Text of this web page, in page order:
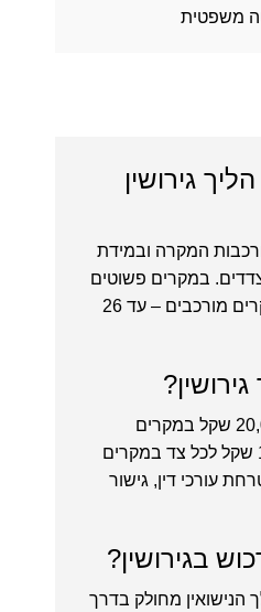
משפטית
גירושין
המקרה ובמידת
במקרים פשוטים
– 8-14 חודשים, במקרים מורכבים – עד 26
העלויות נעות בין 20,000 שקל במקרים
פשוטים ועד 150,000 שקל לכל צד במקרים
עורכי דין, גישור
בגירושין?
מחולק בדרך